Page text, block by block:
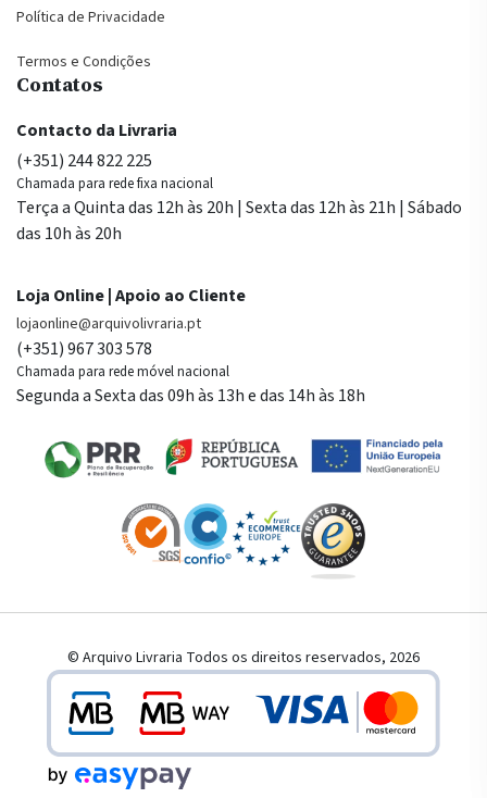
Política de Privacidade
Termos e Condições
Contatos
Contacto da Livraria
(+351) 244 822 225
Chamada para rede fixa nacional
Terça a Quinta das 12h às 20h | Sexta das 12h às 21h | Sábado
das 10h às 20h
Loja Online | Apoio ao Cliente
lojaonline@arquivolivraria.pt
(+351) 967 303 578
Chamada para rede móvel nacional
Segunda a Sexta das 09h às 13h e das 14h às 18h
© Arquivo Livraria Todos os direitos reservados, 2026